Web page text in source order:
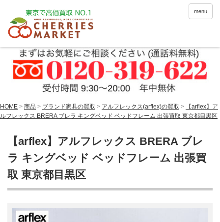
menu
HOME > 商品 > ブランド家具の買取 > アルフレックス(arflex)の買取 >
【arflex】ア
ルフレックス BRERA ブレラ キングベッド ベッドフレーム 出張買取 東京都目黒区
【arflex】アルフレックス BRERA ブレ
ラ キングベッド ベッドフレーム 出張買
取 東京都目黒区